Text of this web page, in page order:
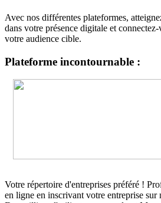
Avec nos différentes plateformes,
dans votre présence digitale et
votre audience cible.
Plateforme incontournable :
Votre répertoire d'entreprises préféré !
en ligne en inscrivant votre entreprise sur